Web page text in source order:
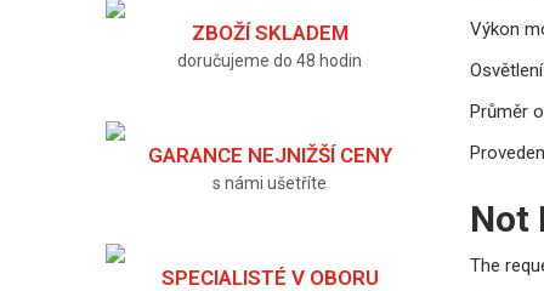
Výkon
Průměr
Not
The
ZBOŽÍ SKLADEM
doručujeme do 48 hodin
GARANCE NEJNIŽŠÍ CENY
s námi ušetříte
SPECIALISTÉ V OBORU